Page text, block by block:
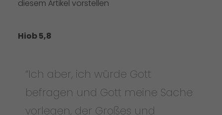
diesem Artikel vorstellen
Hiob 5,8
“Ich aber, ich würde Gott
befragen und Gott meine Sache
vorlegen, der Großes und